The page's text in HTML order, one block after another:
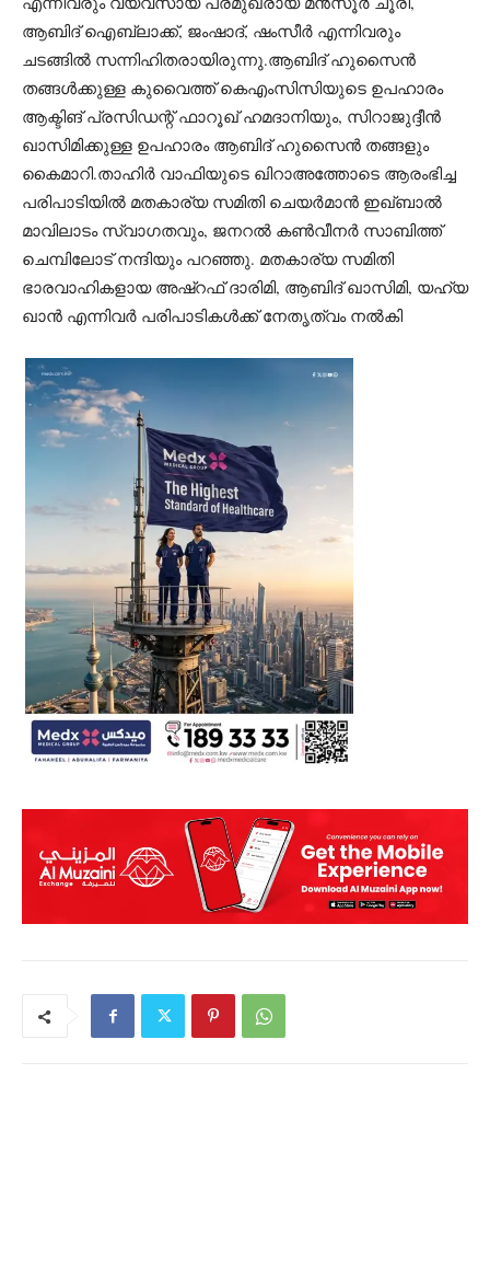
ആബിദ് ഐബ്ലാക്ക്, ജംഷാദ്, ഷംസീർ എന്നിവരും
ചടങ്ങിൽ സന്നിഹിതരായിരുന്നു.ആബിദ് ഹുസൈൻ
തങ്ങൾക്കുള്ള കുവൈത്ത് കെഎംസിസിയുടെ ഉപഹാരം
ആക്ടിങ് പ്രസിഡന്റ് ഫാറൂഖ് ഹമദാനിയും, സിറാജുദ്ദീൻ
ഖാസിമിക്കുള്ള ഉപഹാരം ആബിദ് ഹുസൈൻ തങ്ങളും
കൈമാറി.​താഹിർ വാഫിയുടെ ഖിറാഅത്തോടെ ആരംഭിച്ച
പരിപാടിയിൽ മതകാര്യ സമിതി ചെയർമാൻ ഇഖ്‌ബാൽ
മാവിലാടം സ്വാഗതവും, ജനറൽ കൺവീനർ സാബിത്ത്
ചെമ്പിലോട് നന്ദിയും പറഞ്ഞു. മതകാര്യ സമിതി
ഭാരവാഹികളായ അഷ്‌റഫ് ദാരിമി, ആബിദ് ഖാസിമി, യഹ്‌യ
ഖാൻ എന്നിവർ പരിപാടികൾക്ക് നേതൃത്വം നൽകി